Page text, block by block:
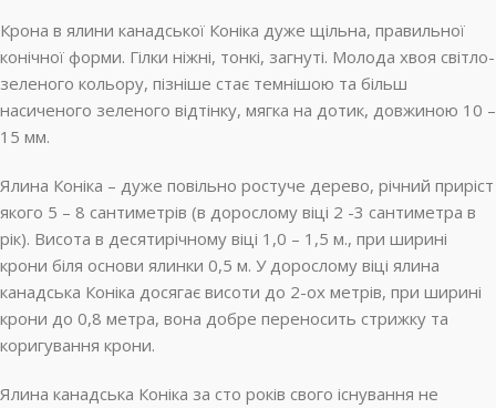
Крона в ялини канадської Коніка дуже щільна, правильної
конічної форми. Гілки ніжні, тонкі, загнуті. Молода хвоя світло-
зеленого кольору, пізніше стає темнішою та більш
насиченого зеленого відтінку, мягка на дотик, довжиною 10 –
15 мм.
Ялина Коніка – дуже повільно ростуче дерево, річний приріст
якого 5 – 8 сантиметрів (в дорослому віці 2 -3 сантиметра в
рік). Висота в десятирічному віці 1,0 – 1,5 м., при ширині
крони біля основи ялинки 0,5 м. У дорослому віці ялина
канадська Коніка досягає висоти до 2-ох метрів, при ширині
крони до 0,8 метра, вона добре переносить стрижку та
коригування крони.
Ялина канадська Коніка за сто років свого існування не